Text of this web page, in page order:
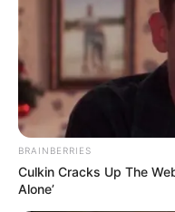
ΣΠΑΜΕ ΤΟ ΜΑΤΡΙΞ –
BRAINBERRIES
Culkin Cracks Up The
Alone’